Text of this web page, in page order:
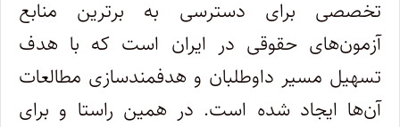
تخصصی برای دسترسی به برترین منابع
آزمون‌های حقوقی در ایران است که با هدف
تسهیل مسیر داوطلبان و هدفمندسازی مطالعات
آن‌ها ایجاد شده است. در همین راستا و برای